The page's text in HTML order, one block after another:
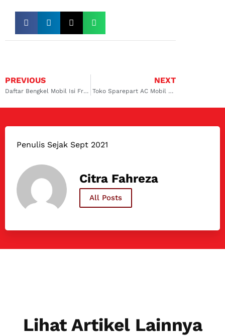
PREVIOUS
Daftar Bengkel Mobil Isi Freon AC Mobil Innova Terbaik dan Terpercaya!
NEXT
Toko Sparepart AC Mobil Surabaya Terdekat dan Terpercaya
Penulis Sejak Sept 2021
Citra Fahreza
All Posts
Lihat Artikel Lainnya